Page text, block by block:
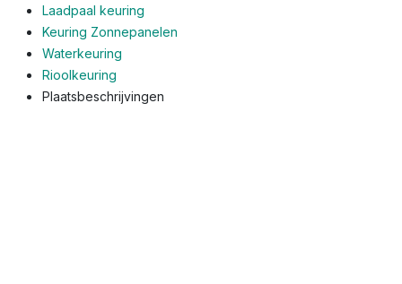
Laadpaal keuring
Keuring Zonnepanelen
Waterkeuring
Rioolkeuring
Plaatsbeschrijvingen